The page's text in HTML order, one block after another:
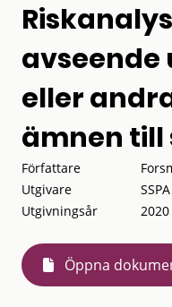
avseende
eller
ämnen
Författare
Utgivare
Utgivningsår
2020
Öppna